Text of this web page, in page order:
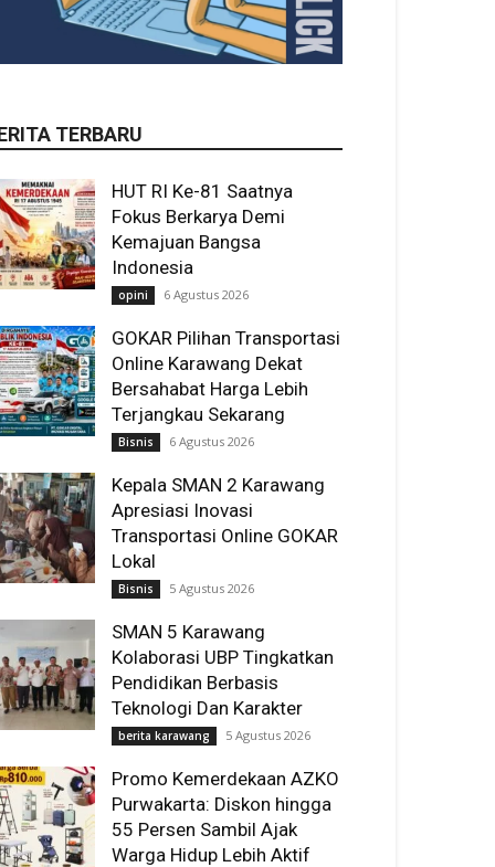
TERBARU
HUT RI Ke-81 Saatnya
Fokus Berkarya Demi
Kemajuan Bangsa
Indonesia
opini 6 Agustus 2026
GOKAR Pilihan Transportasi
Online Karawang Dekat
Bersahabat Harga Lebih
Terjangkau Sekarang
Bisnis 6 Agustus 2026
Kepala SMAN 2 Karawang
Apresiasi Inovasi
Transportasi Online GOKAR
Lokal
Bisnis 5 Agustus 2026
SMAN 5 Karawang
Kolaborasi UBP Tingkatkan
Pendidikan Berbasis
Teknologi Dan Karakter
berita karawang 5 Agustus 2026
Promo Kemerdekaan AZKO
Purwakarta: Diskon hingga
55 Persen Sambil Ajak
Warga Hidup Lebih Aktif